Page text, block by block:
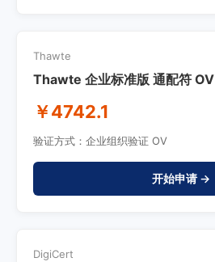
Thawte
Thawte 企业标准版 通配符 OV
￥4742.1
验证方式：企业组织验证 OV
开始申请 →
DigiCert